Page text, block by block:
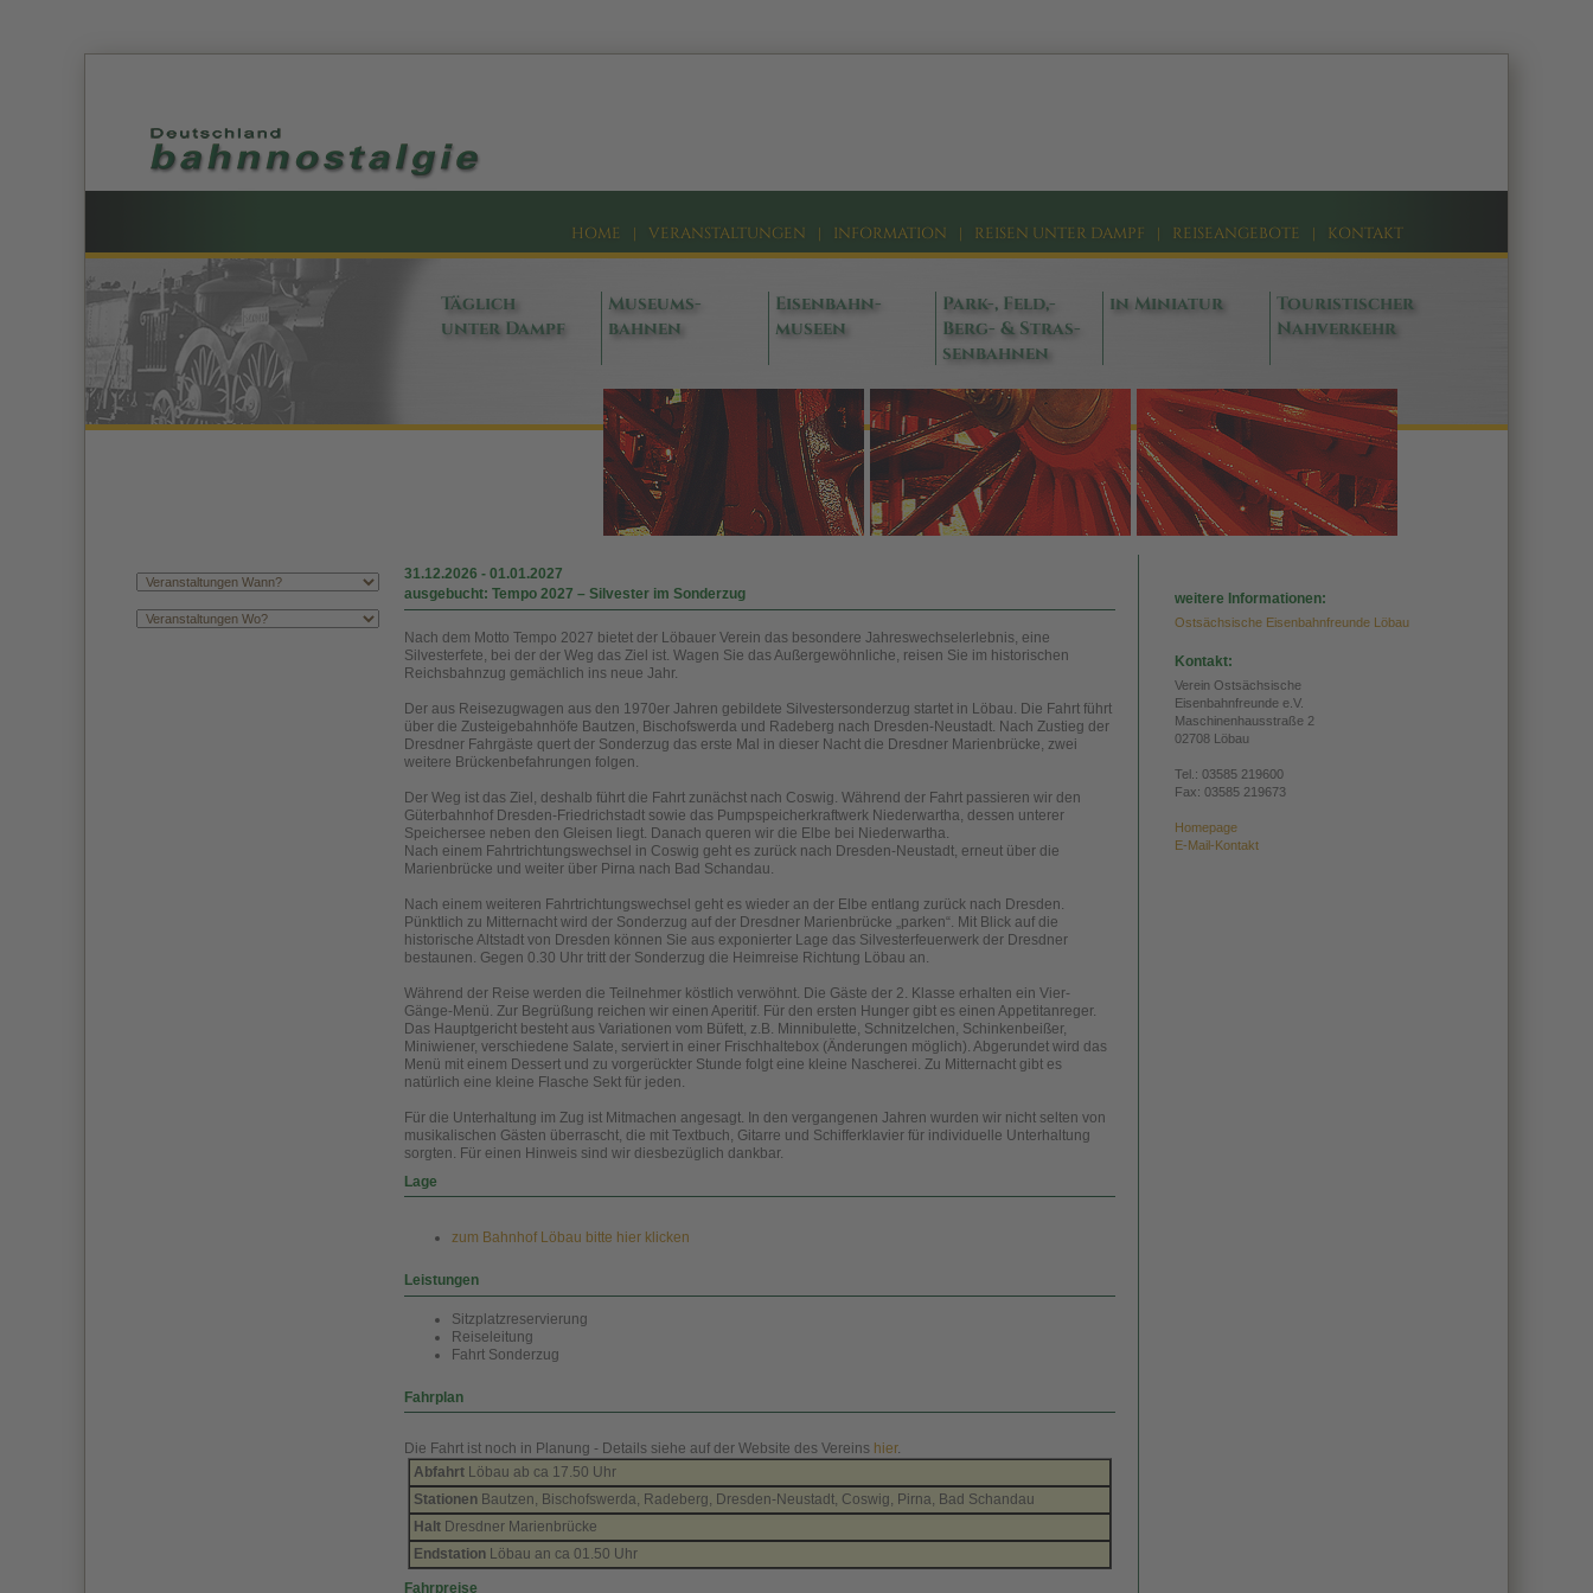
HOME | VERANSTALTUNGEN | INFORMATION | REISEN UNTER DAMPF | REISEANGEBOTE | KONTAKT
Täglich
unter Dampf
Museums-
bahnen
Eisenbahn-
museen
Park-, Feld,-
Berg- & Stras-
senbahnen
in Miniatur
Touristischer
Nahverkehr
31.12.2026 - 01.01.2027
ausgebucht: Tempo 2027 – Silvester im Sonderzug
Nach dem Motto Tempo 2027 bietet der Löbauer Verein das besondere Jahreswechselerlebnis, eine
Silvesterfete, bei der der Weg das Ziel ist. Wagen Sie das Außergewöhnliche, reisen Sie im historischen
Reichsbahnzug gemächlich ins neue Jahr.
Der aus Reisezugwagen aus den 1970er Jahren gebildete Silvestersonderzug startet in Löbau. Die Fahrt führt
über die Zusteigebahnhöfe Bautzen, Bischofswerda und Radeberg nach Dresden-Neustadt. Nach Zustieg der
Dresdner Fahrgäste quert der Sonderzug das erste Mal in dieser Nacht die Dresdner Marienbrücke, zwei
weitere Brückenbefahrungen folgen.
Der Weg ist das Ziel, deshalb führt die Fahrt zunächst nach Coswig. Während der Fahrt passieren wir den
Güterbahnhof Dresden-Friedrichstadt sowie das Pumpspeicherkraftwerk Niederwartha, dessen unterer
Speichersee neben den Gleisen liegt. Danach queren wir die Elbe bei Niederwartha.
Nach einem Fahrtrichtungswechsel in Coswig geht es zurück nach Dresden-Neustadt, erneut über die
Marienbrücke und weiter über Pirna nach Bad Schandau.
Nach einem weiteren Fahrtrichtungswechsel geht es wieder an der Elbe entlang zurück nach Dresden.
Pünktlich zu Mitternacht wird der Sonderzug auf der Dresdner Marienbrücke „parken“. Mit Blick auf die
historische Altstadt von Dresden können Sie aus exponierter Lage das Silvesterfeuerwerk der Dresdner
bestaunen. Gegen 0.30 Uhr tritt der Sonderzug die Heimreise Richtung Löbau an.
Während der Reise werden die Teilnehmer köstlich verwöhnt. Die Gäste der 2. Klasse erhalten ein Vier-
Gänge-Menü. Zur Begrüßung reichen wir einen Aperitif. Für den ersten Hunger gibt es einen Appetitanreger.
Das Hauptgericht besteht aus Variationen vom Büfett, z.B. Minnibulette, Schnitzelchen, Schinkenbeißer,
Miniwiener, verschiedene Salate, serviert in einer Frischhaltebox (Änderungen möglich). Abgerundet wird das
Menü mit einem Dessert und zu vorgerückter Stunde folgt eine kleine Nascherei. Zu Mitternacht gibt es
natürlich eine kleine Flasche Sekt für jeden.
Für die Unterhaltung im Zug ist Mitmachen angesagt. In den vergangenen Jahren wurden wir nicht selten von
musikalischen Gästen überrascht, die mit Textbuch, Gitarre und Schifferklavier für individuelle Unterhaltung
sorgten. Für einen Hinweis sind wir diesbezüglich dankbar.
Lage
zum Bahnhof Löbau bitte hier klicken
Leistungen
Sitzplatzreservierung
Reiseleitung
Fahrt Sonderzug
Fahrplan
Die Fahrt ist noch in Planung - Details siehe auf der Website des Vereins hier.
Abfahrt Löbau ab ca 17.50 Uhr
Stationen Bautzen, Bischofswerda, Radeberg, Dresden-Neustadt, Coswig, Pirna, Bad Schandau
Halt Dresdner Marienbrücke
Endstation Löbau an ca 01.50 Uhr
Fahrpreise
weitere Informationen:
Ostsächsische Eisenbahnfreunde Löbau
Kontakt:
Verein Ostsächsische
Eisenbahnfreunde e.V.
Maschinenhausstraße 2
02708 Löbau
Tel.: 03585 219600
Fax: 03585 219673
Homepage
E-Mail-Kontakt